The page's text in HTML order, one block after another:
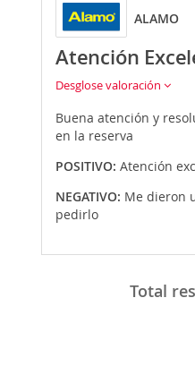
ALAMO
Atención
Desglose valoración
Buena atención y
en la reserva
POSITIVO: Atención
NEGATIVO: Me dieron
pedirlo
Total